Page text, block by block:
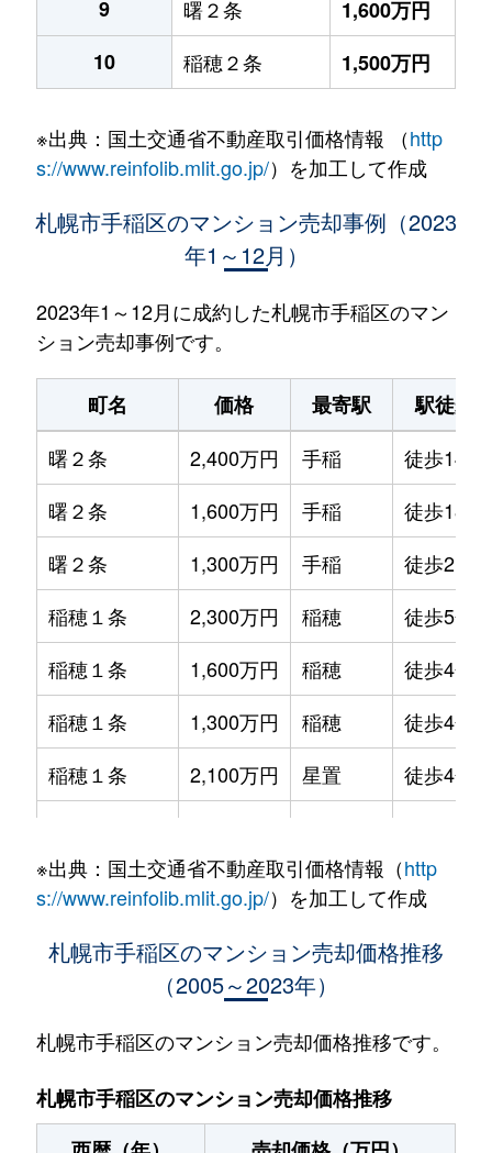
9
曙２条
1,600万円
10
稲穂２条 1,500万円
※出典：国土交通省不動産取引価格情報 （http
s://www.reinfolib.mlit.go.jp/）を加工して作成
札幌市手稲区のマンション売却事例（2023
年1～12月）
2023年1～12月に成約した札幌市手稲区のマン
ション売却事例です。
町名 価格 最寄駅
駅徒歩
曙２条
2,400万円 手稲
徒歩14分
曙２条
1,600万円 手稲
徒歩18分
曙２条
1,300万円 手稲
徒歩21分
稲穂１条
2,300万円 稲穂
徒歩5分
稲穂１条
1,600万円 稲穂
徒歩4分
稲穂１条
1,300万円 稲穂
徒歩4分
稲穂１条
2,100万円 星置
徒歩4分
稲穂１条
2,200万円 星置
徒歩6分
1,300万円 稲穂
稲穂３条
1,100万円 稲穂
徒歩9分
稲穂３条
1,400万円 稲穂
新発寒５条
1,700万円 稲積公園
※出典：国土交通省不動産取引価格情報（http
s://www.reinfolib.mlit.go.jp/）を加工して作成
札幌市手稲区のマンション売却価格推移
（2005～2023年）
札幌市手稲区のマンション売却価格推移です。
札幌市手稲区のマンション売却価格推移